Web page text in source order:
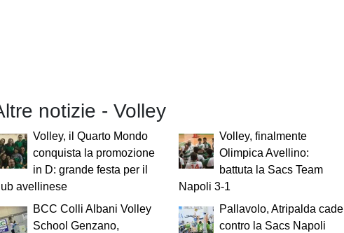
notizie - Volley
Volley, il Quarto Mondo
conquista la promozione
in D: grande festa per il
avellinese
Volley, finalmente
Olimpica Avellino:
battuta la Sacs Team
Napoli 3-1
BCC Colli Albani Volley
School Genzano,
Pallavolo, Atripalda cade
contro la Sacs Napoli